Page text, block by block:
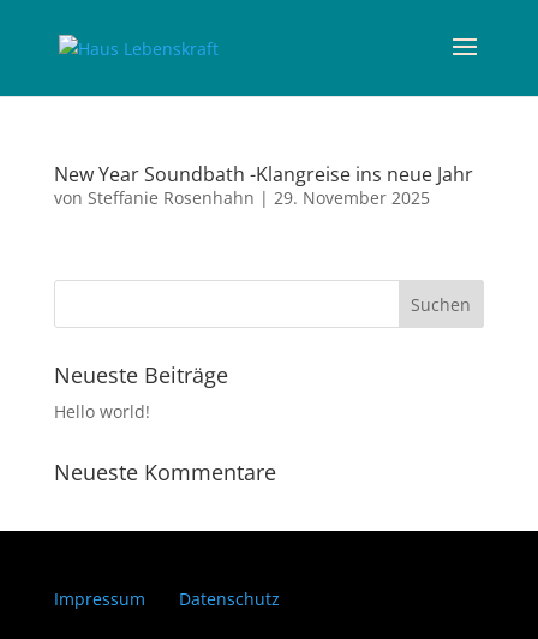
New Year Soundbath -Klangreise ins neue Jahr
von Steffanie Rosenhahn | 29. November 2025
Neueste Beiträge
Hello world!
Neueste Kommentare
Impressum Datenschutz